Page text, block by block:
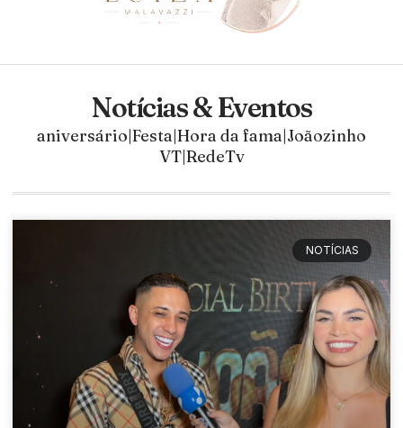
Notícias & Eventos
aniversário|Festa|Hora da fama|Joãozinho
VT|RedeTv
NOTÍCIAS